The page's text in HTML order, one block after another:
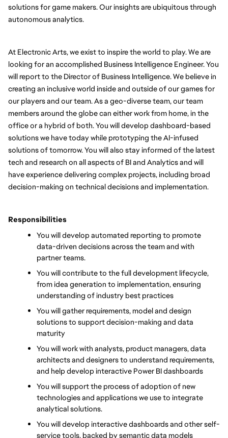
solutions for game makers. Our insights are ubiquitous through
autonomous analytics.
At Electronic Arts, we exist to inspire the world to play. We are
looking for an accomplished Business Intelligence Engineer. You
will report to the Director of Business Intelligence. We believe in
creating an inclusive world inside and outside of our games for
our players and our team. As a geo-diverse team, our team
members around the globe can either work from home, in the
office or a hybrid of both. You will develop dashboard-based
solutions we have today while prototyping the AI-infused
solutions of tomorrow. You will also stay informed of the latest
tech and research on all aspects of BI and Analytics and will
have experience delivering complex projects, including broad
decision-making on technical decisions and implementation.
Responsibilities
You will develop automated reporting to promote
data-driven decisions across the team and with
partner teams.
You will contribute to the full development lifecycle,
from idea generation to implementation, ensuring
understanding of industry best practices
You will gather requirements, model and design
solutions to support decision-making and data
maturity
You will work with analysts, product managers, data
architects and designers to understand requirements,
and help develop interactive Power BI dashboards
You will support the process of adoption of new
technologies and applications we use to integrate
analytical solutions.
You will develop interactive dashboards and other self-
service tools, backed by semantic data models